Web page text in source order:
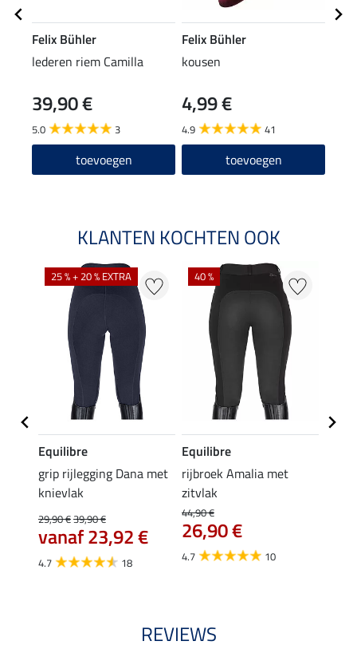
Felix Bühler
lederen riem Camilla
39,90 €
5.0 3
toevoegen
Felix Bühler
kousen
4,99 €
4.9 41
toevoegen
KLANTEN KOCHTEN OOK
25 % + 20 % EXTRA
Equilibre
grip rijlegging Dana met
knievlak
29,90 €39,90 €
vanaf 23,92 €
4.7 18
40 %
Equilibre
rijbroek Amalia met
zitvlak
44,90 €
26,90 €
4.7 10
REVIEWS